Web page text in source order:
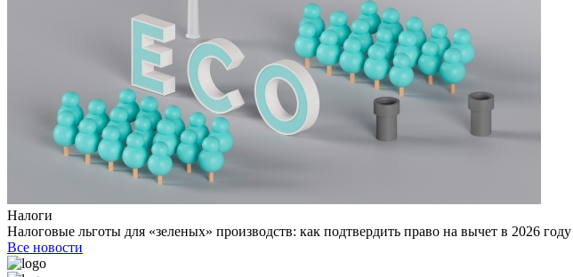
Налоги
Налоговые льготы для «зеленых» производств: как подтвердить право на вычет в 2026 году
Все новости